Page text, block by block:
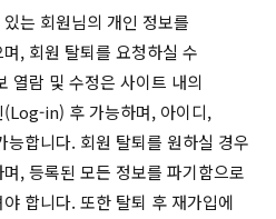
는 회원님의 개인 정보를
, 회원 탈퇴를 요청하실 수
열람 및 수정은 사이트 내의
in) 후 가능하며, 아이디,
능합니다. 회원 탈퇴를 원하실 경우
, 등록된 모든 정보를 파기함으로
합니다. 또한 탈퇴 후 재가입에